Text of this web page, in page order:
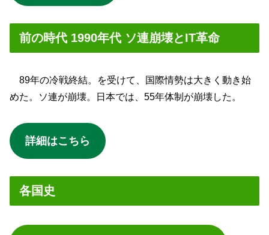
前の時代 1990年代 ソ連崩壊とIT革命
89年の冷戦終結。を受けて、国際情勢は大きく動き始
めた。ソ連が崩壊。日本では、55年体制が崩壊した。
詳細はこちら
各国史